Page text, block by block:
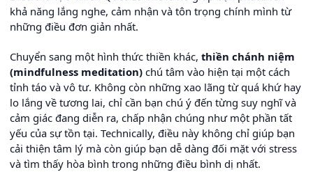
khả năng lắng nghe, cảm nhận và tôn trọng chính mình từ
những điều đơn giản nhất.
Chuyển sang một hình thức thiền khác, thiền chánh niệm
(mindfulness meditation) chú tâm vào hiện tại một cách
tỉnh táo và vô tư. Không còn những xao lãng từ quá khứ hay
lo lắng về tương lai, chỉ cần bạn chú ý đến từng suy nghĩ và
cảm giác đang diễn ra, chấp nhận chúng như một phần tất
yếu của sự tồn tại. Technically, điều này không chỉ giúp bạn
cải thiện tâm lý mà còn giúp bạn dễ dàng đối mặt với stress
và tìm thấy hòa bình trong những điều bình dị nhất.